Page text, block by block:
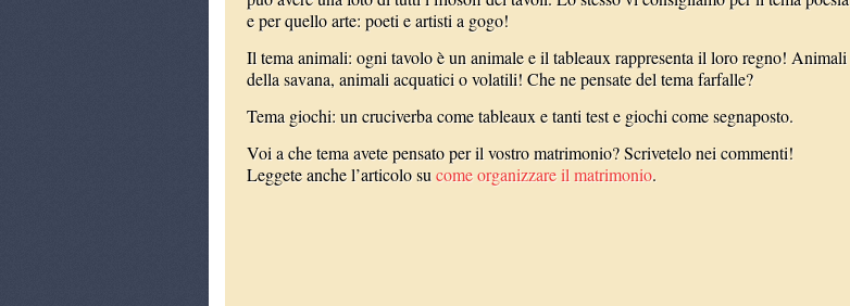
e per quello arte: poeti e artisti a gogo!
Il tema animali: ogni tavolo è un animale e il tableaux rappresenta il loro regno! Animali
della savana, animali acquatici o volatili! Che ne pensate del tema farfalle?
Tema giochi: un cruciverba come tableaux e tanti test e giochi come segnaposto.
Voi a che tema avete pensato per il vostro matrimonio? Scrivetelo nei commenti!
Leggete anche l’articolo sucome organizzare il matrimonio.